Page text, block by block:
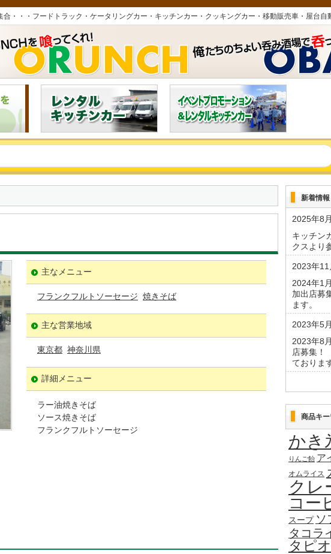
合・・・フードトラック・ケータリングカー・キッチンカー・クッキングカー・移動販売車・屋台自
主なメニュー
フランクフルトソーセージ 焼きそば
主な営業地域
東京都 神奈川県
詳細メニュー
ラー油焼きそば
ソース焼きそば
フランクフルトソーセージ
新着情報
キッチン
クスより
2025年8
2024年1
加出店募
ます。
2023年11
2023年8
店募集！
ておりま
2023年5
商品キ
かき
りんご飴 ア
オムライス
クレ
コー
スープ ソ
タコラ
タピ